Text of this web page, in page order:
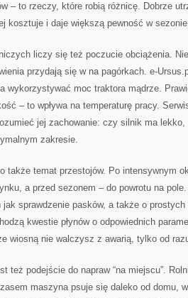
– to rzeczy, które robią różnicę. Dobrze
kosztuje i daje większą pewność w
liczy się też poczucie obciążenia.
przydają się w na pagórkach. e-
wykorzystywać moc traktora mądrze.
– to wpływa na temperaturę pracy.
jej zachowanie: czy silnik ma lekko,
zakresie.
także temat przestojów. Po intensywnym
a przed sezonem – do powrotu na
sprawdzenie pasków, a także o
kwestie płynów o odpowiednich
wiosną nie walczysz z awarią, tylko od
też podejście do napraw “na miejscu”.
maszyna psuje się daleko od domu,